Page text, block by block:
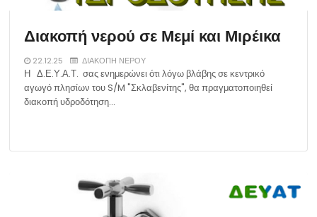
Διακοπή νερού σε Μεμί και Μιρέικα
22.12.25 ΔΙΑΚΟΠΗ ΝΕΡΟΥ
Η Δ.Ε.Υ.Α.Τ. σας ενημερώνει ότι λόγω βλάβης σε κεντρικό
αγωγό πλησίων του S/M "Σκλαβενίτης", θα πραγματοποιηθεί
διακοπή υδροδότηση…